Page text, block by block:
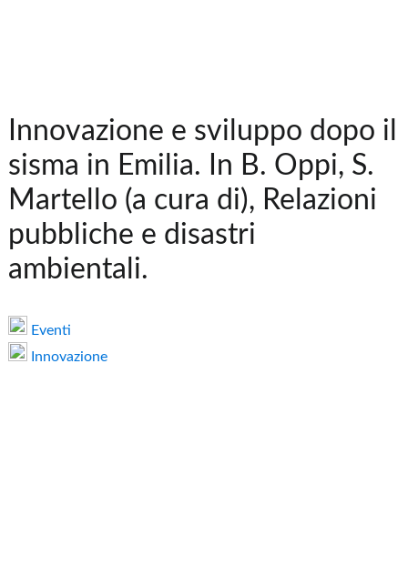
Innovazione e sviluppo dopo il
sisma in Emilia. In B. Oppi, S.
Martello (a cura di), Relazioni
pubbliche e disastri
ambientali.
Eventi
Innovazione